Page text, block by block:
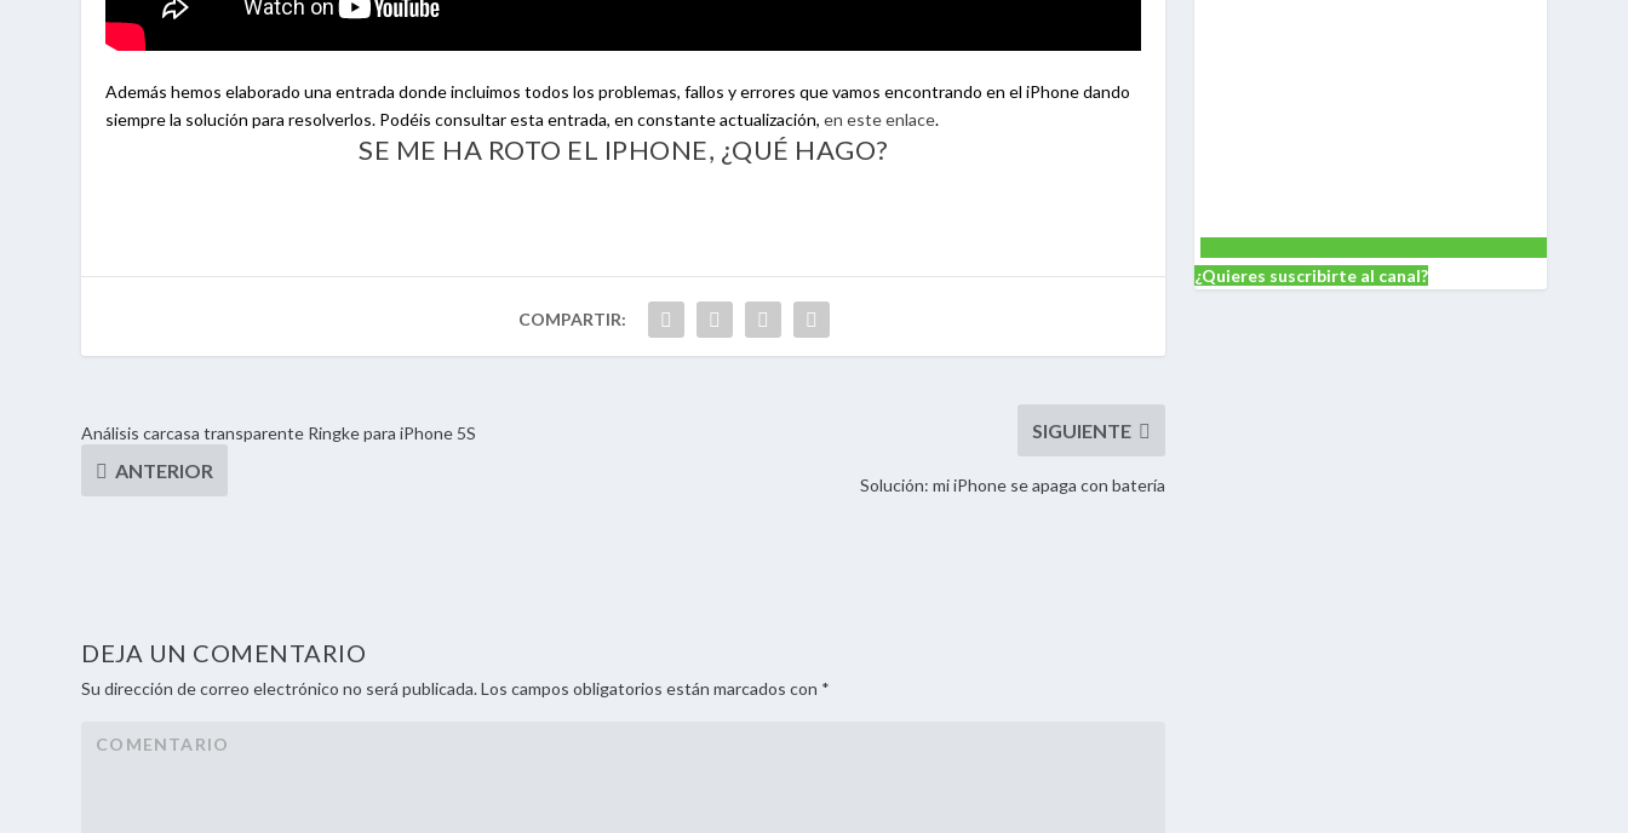
Además hemos elaborado una entrada donde incluimos todos los problemas, fallos y errores que vamos encontrando en el iPhone dando
siempre la solución para resolverlos. Podéis consultar esta entrada, en constante actualización,en este enlace.
SE ME HA ROTO EL IPHONE, ¿QUÉ HAGO?
Análisis carcasa transparente Ringke para iPhone 5S
Solución: mi iPhone se apaga con batería
DEJA UN COMENTARIO
Su dirección de correo electrónico no será publicada. Los campos obligatorios están marcados con *
¿Quieres suscribirte al canal?